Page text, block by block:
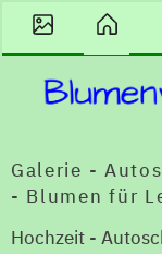
Galerie -
- Blumen für
Hochzeit -